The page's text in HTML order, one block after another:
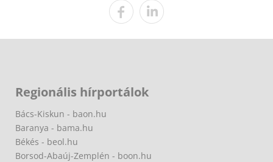
Regionális hírportálok
Bács-Kiskun - baon.hu
Baranya - bama.hu
Békés - beol.hu
Borsod-Abaúj-Zemplén - boon.hu